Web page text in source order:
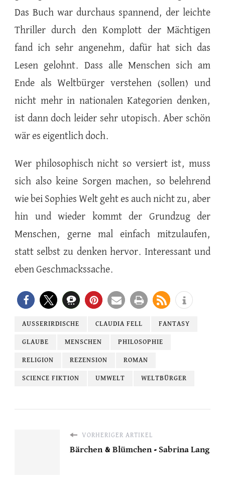
Das Buch war durchaus spannend, der leichte
Thriller durch den Komplott der Mächtigen
fand ich sehr angenehm, dafür hat sich das
Lesen gelohnt. Dass alle Menschen sich am
Ende als Weltbürger verstehen (sollen) und
nicht mehr in nationalen Kategorien denken,
ist dann doch leider sehr utopisch. Aber schön
wär es eigentlich doch.
Wer philosophisch nicht so versiert ist, muss
sich also keine Sorgen machen, so belehrend
wie bei Sophies Welt geht es auch nicht zu, aber
hin und wieder kommt der Grundzug der
Menschen, gerne mal einfach mitzulaufen,
statt selbst zu denken hervor. Interessant und
eben Geschmackssache.
AUSSERIRDISCHE CLAUDIA FELL FANTASY
GLAUBE MENSCHEN PHILOSOPHIE
RELIGION REZENSION ROMAN
SCIENCE FIKTION UMWELT WELTBÜRGER
VORHERIGER ARTIKEL
Bärchen & Blümchen - Sabrina Lang